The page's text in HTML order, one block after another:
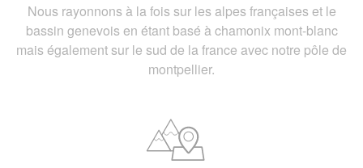
Nous rayonnons à la fois sur les alpes françaises et le
bassin genevois en étant basé à chamonix mont-blanc
mais également sur le sud de la france avec notre pôle de
montpellier.